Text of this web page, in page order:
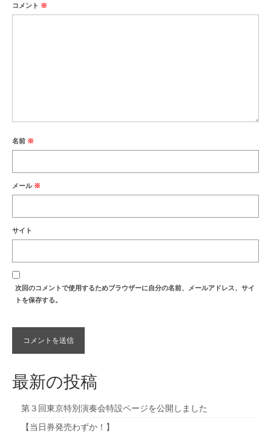
コメント ※
名前 ※
メール ※
サイト
次回のコメントで使用するためブラウザーに自分の名前、メールアドレス、サイ
トを保存する。
最新の投稿
第３回東京特別演奏会特設ページを公開しました
【当日券発売わずか！】